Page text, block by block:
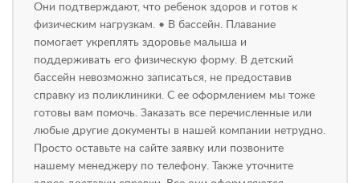
Они подтверждают, что ребенок здоров и готов к
физическим нагрузкам. • В бассейн. Плавание
помогает укреплять здоровье малыша и
поддерживать его физическую форму. В детский
бассейн невозможно записаться, не предоставив
справку из поликлиники. С ее оформлением мы тоже
готовы вам помочь. Заказать все перечисленные или
любые другие документы в нашей компании нетрудно.
Просто оставьте на сайте заявку или позвоните
нашему менеджеру по телефону. Также уточните